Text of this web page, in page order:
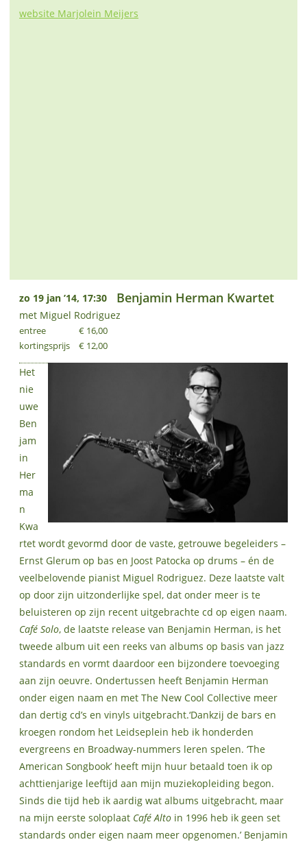
website Marjolein Meijers
zo 19 jan ’14, 17:30 Benjamin Herman Kwartet
met Miguel Rodriguez
entree
kortingsprijs
€ 16,00
€ 12,00
Het
nie
uwe
Ben
jam
in
Her
ma
n
Kwa
rtet wordt gevormd door de vaste, getrouwe begeleiders –
Ernst Glerum op bas en Joost Patocka op drums – én de
veelbelovende pianist Miguel Rodriguez. Deze laatste valt
op door zijn uitzonderlijke spel, dat onder meer is te
beluisteren op zijn recent uitgebrachte cd op eigen naam.
Café Solo, de laatste release van Benjamin Herman, is het
tweede album uit een reeks van albums op basis van jazz
standards en vormt daardoor een bijzondere toevoeging
aan zijn oeuvre. Ondertussen heeft Benjamin Herman
onder eigen naam en met The New Cool Collective meer
dan dertig cd’s en vinyls uitgebracht.‘Dankzij de bars en
kroegen rondom het Leidseplein heb ik honderden
evergreens en Broadway-nummers leren spelen. ‘The
American Songbook’ heeft mijn huur betaald toen ik op
achttienjarige leeftijd aan mijn muziekopleiding begon.
Sinds die tijd heb ik aardig wat albums uitgebracht, maar
na mijn eerste soloplaat Café Alto in 1996 heb ik geen set
standards onder eigen naam meer opgenomen.’ Benjamin